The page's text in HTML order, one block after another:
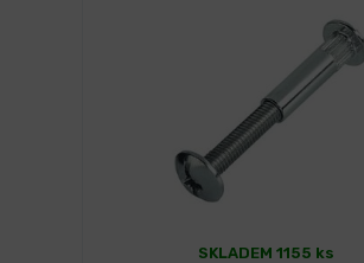
SKLADEM 1155 ks